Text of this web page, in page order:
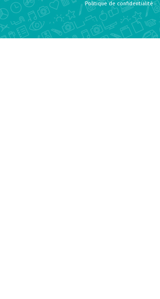
Politique de confidentialité